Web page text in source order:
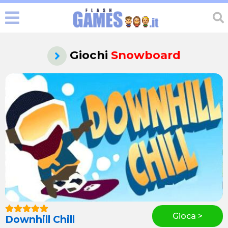
Giochi Snowboard
Downhill Chill Gioca >